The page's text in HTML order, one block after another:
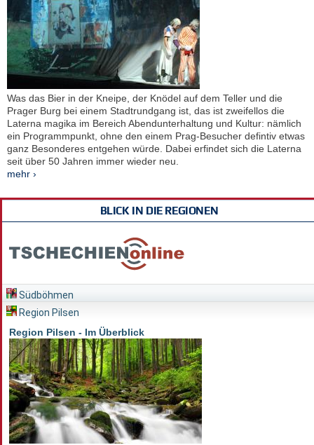
Was das Bier in der Kneipe, der Knödel auf dem Teller und die
Prager Burg bei einem Stadtrundgang ist, das ist zweifellos die
Laterna magika im Bereich Abendunterhaltung und Kultur: nämlich
ein Programmpunkt, ohne den einem Prag-Besucher defintiv etwas
ganz Besonderes entgehen würde. Dabei erfindet sich die Laterna
seit über 50 Jahren immer wieder neu.
mehr ›
BLICK IN DIE REGIONEN
Südböhmen
Region Pilsen
Region Pilsen - Im Überblick